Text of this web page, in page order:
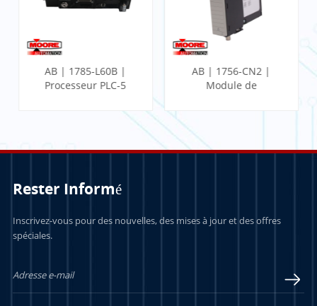
AB | 1785-L60B |
Processeur PLC-5
AB | 1756-CN2 |
Module de
Rester Informé
Inscrivez-vous pour des nouvelles, des mises à jour et des offres
spéciales.